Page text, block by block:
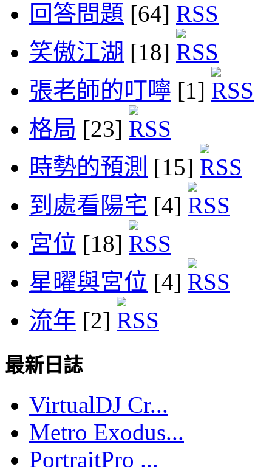
回答問題 [64]
笑傲江湖 [18]
張老師的叮嚀 [1]
格局 [23]
時勢的預測 [15]
到處看陽宅 [4]
宮位 [18]
星曜與宮位 [4]
流年 [2]
最新日誌
VirtualDJ Cr...
Metro Exodus...
PortraitPro ...